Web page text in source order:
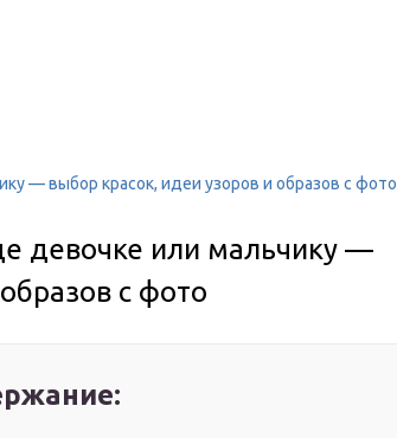
— выбор красок, идеи узоров и образов с фото
девочке или мальчику —
с фото